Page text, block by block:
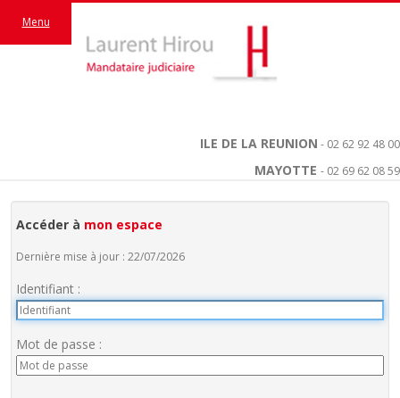
ILE DE LA REUNION - 02 62 92 48 00
MAYOTTE - 02 69 62 08 59
Menu
Accéder à mon espace
Dernière mise à jour : 22/07/2026
Identifiant :
Mot de passe :